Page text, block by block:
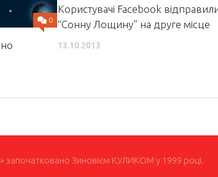
0
Користувачі Facebook
“Сонну Лощину” на друге місце
13.10.2013
започатковано Зиновієм КУЛИКОМ у 1999 році.